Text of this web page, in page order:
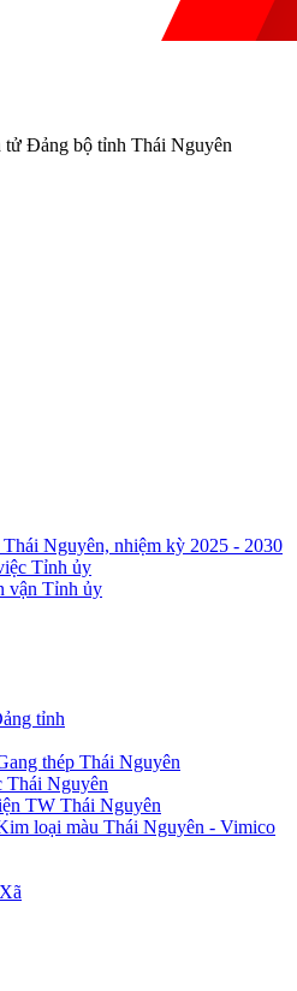
tử Đảng bộ tỉnh Thái Nguyên
Nguyên, nhiệm kỳ 2025 - 2030
Tỉnh ủy
vận Tỉnh ủy
tỉnh
thép Thái Nguyên
Nguyên
TW Thái Nguyên
loại màu Thái Nguyên - Vimico